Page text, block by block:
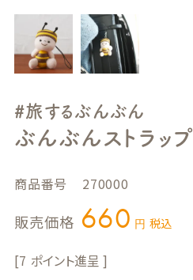
#旅するぶんぶん
ぶんぶんストラップ
商品番号 270000
販売価格 660 税込
7